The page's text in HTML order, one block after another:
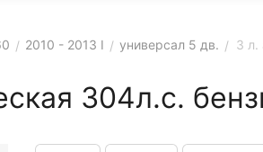
304л.с.
/ 2010 - 2013 I / универсал 5 дв. / 3 л.